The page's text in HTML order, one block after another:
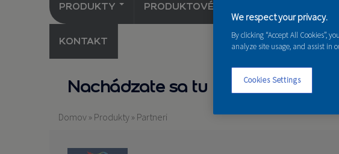
PRODUKTY PRODUKTOVÉ NOVINKY 2026
KONTAKT
Nachádzate sa tu
Domov » Produkty » Partneri
We respect your privacy.
By clicking “Accept All Cookies”,
analyze site usage, and assist in
Cookies Settings